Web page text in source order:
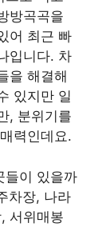
방곡곡을
어 최근 빠
입니다. 차
을 해결해
있지만 일
, 분위기를
력인데요.
들이 있을까
차장, 나라
서위매봉